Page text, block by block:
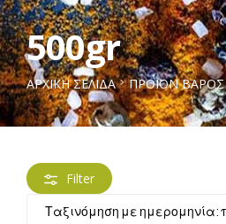
500gr
ΑΡΧΙΚΉ ΣΕΛΊΔΑ ΠΡΟΪΌΝ ΒΆΡΟΣ
Filter